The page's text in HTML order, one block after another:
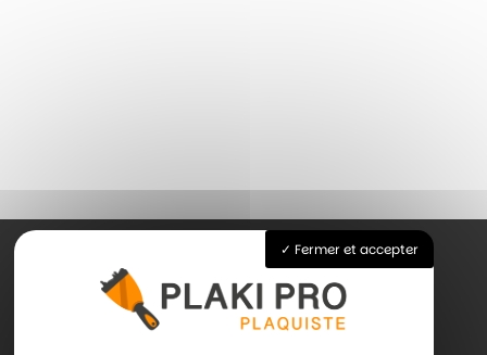
Accueil
Fermer et accepter